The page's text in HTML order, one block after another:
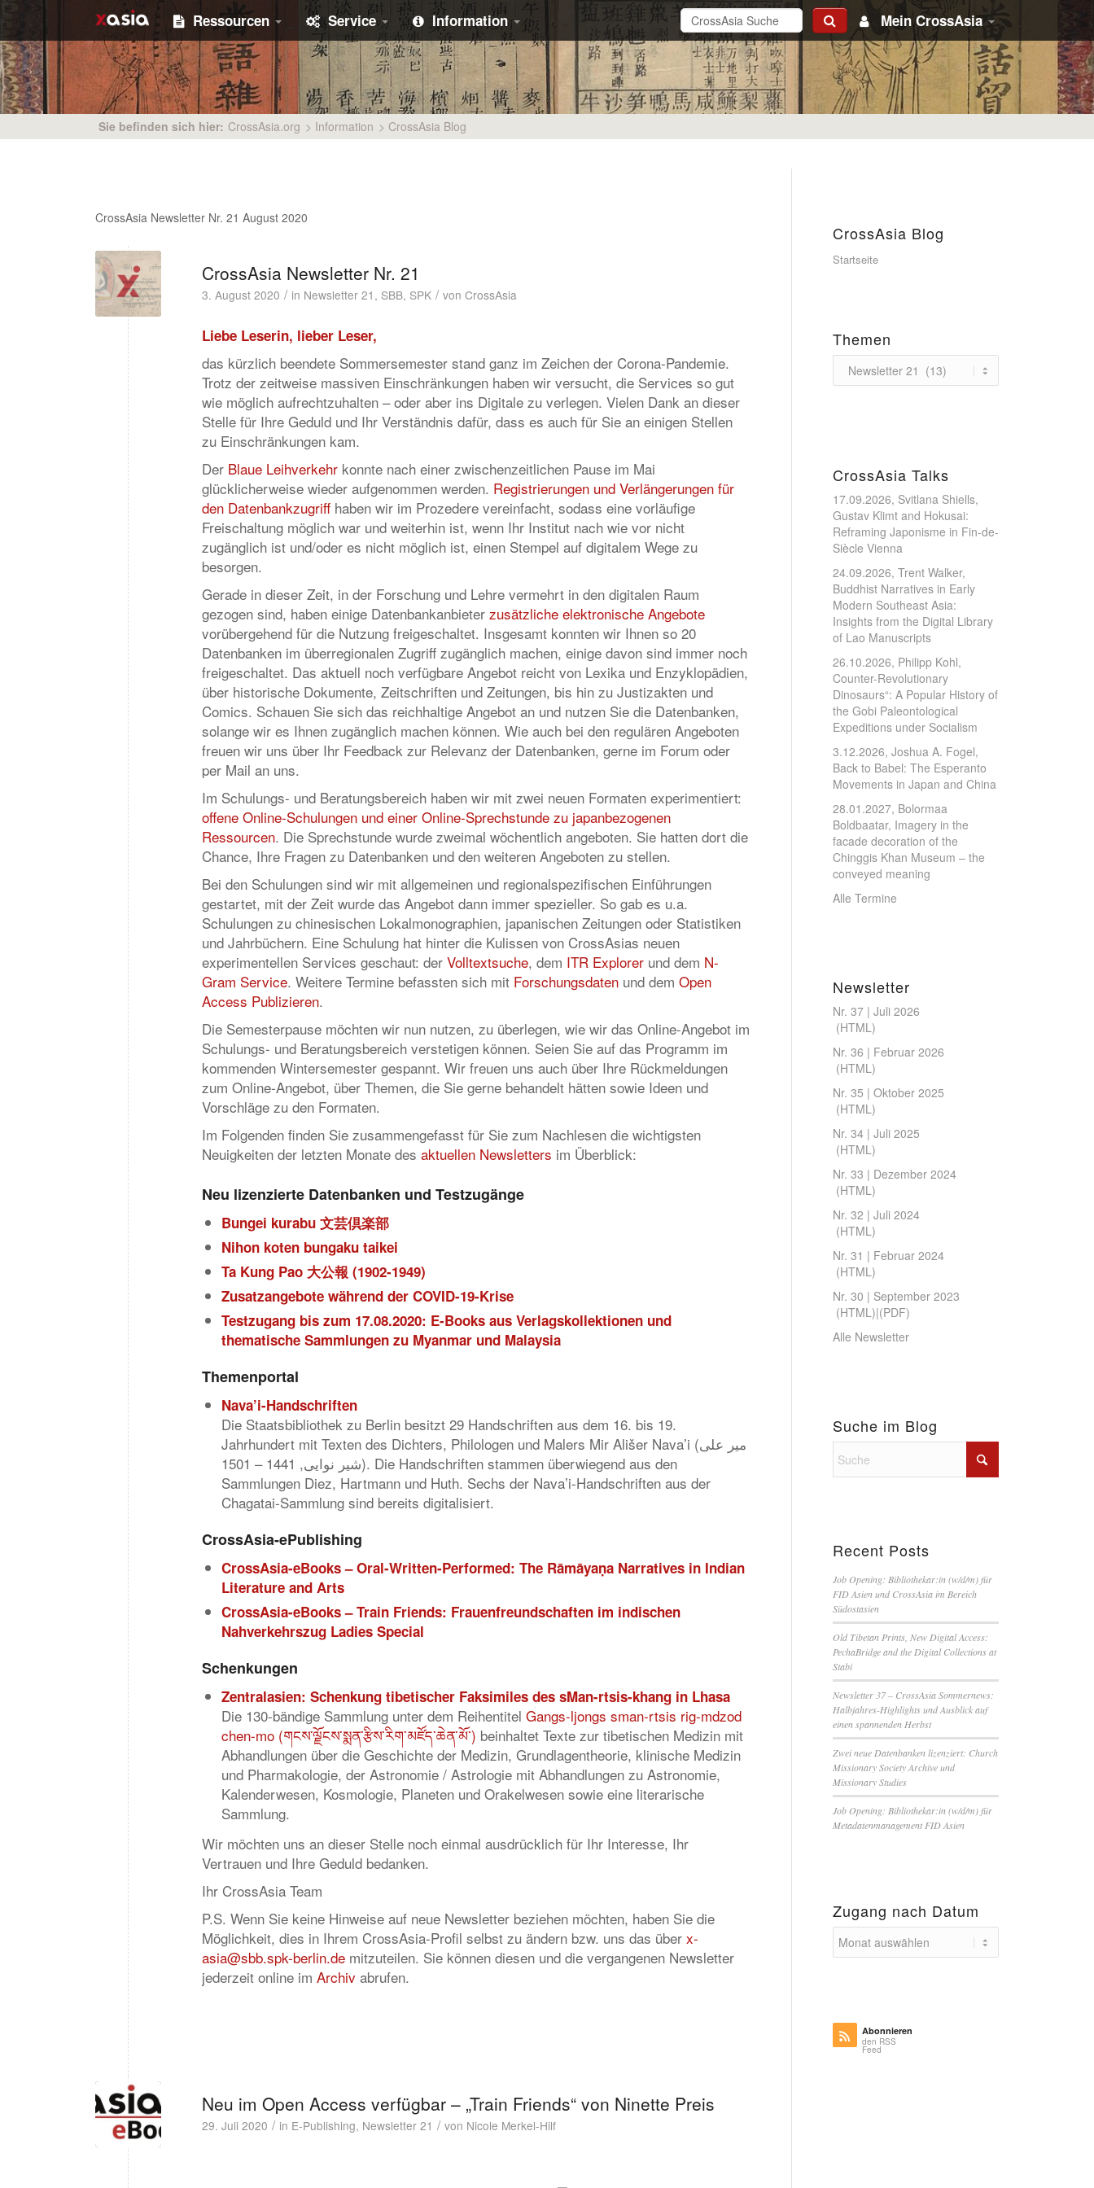
Ressourcen Service Information Mein CrossAsia
Sie befinden sich hier: CrossAsia.org > Information > CrossAsia Blog
CrossAsia Newsletter Nr. 21 August 2020
CrossAsia Newsletter Nr. 21
3. August 2020 / in Newsletter 21 , SBB, SPK / von CrossAsia
Liebe Leserin, lieber Leser,
das kürzlich beendete Sommersemester stand ganz im Zeichen der Corona-Pandemie.
Trotz der zeitweise massiven Einschränkungen haben wir versucht, die Services so gut
wie möglich aufrechtzuhalten – oder aber ins Digitale zu verlegen. Vielen Dank an dieser
Stelle für Ihre Geduld und Ihr Verständnis dafür, dass es auch für Sie an einigen Stellen
zu Einschränkungen kam.
Der Blaue Leihverkehr konnte nach einer zwischenzeitlichen Pause im Mai
glücklicherweise wieder aufgenommen werden. Registrierungen und Verlängerungen für
den Datenbankzugriff haben wir im Prozedere vereinfacht, sodass eine vorläufige
Freischaltung möglich war und weiterhin ist, wenn Ihr Institut nach wie vor nicht
zugänglich ist und/oder es nicht möglich ist, einen Stempel auf digitalem Wege zu
besorgen.
Gerade in dieser Zeit, in der Forschung und Lehre vermehrt in den digitalen Raum
gezogen sind, haben einige Datenbankanbieter zusätzliche elektronische Angebote
vorübergehend für die Nutzung freigeschaltet. Insgesamt konnten wir Ihnen so 20
Datenbanken im überregionalen Zugriff zugänglich machen, einige davon sind immer noch
freigeschaltet. Das aktuell noch verfügbare Angebot reicht von Lexika und Enzyklopädien,
über historische Dokumente, Zeitschriften und Zeitungen, bis hin zu Justizakten und
Comics. Schauen Sie sich das reichhaltige Angebot an und nutzen Sie die Datenbanken,
solange wir es Ihnen zugänglich machen können. Wie auch bei den regulären Angeboten
freuen wir uns über Ihr Feedback zur Relevanz der Datenbanken, gerne im Forum oder
per Mail an uns.
Im Schulungs- und Beratungsbereich haben wir mit zwei neuen Formaten experimentiert:
offene Online-Schulungen und einer Online-Sprechstunde zu japanbezogenen
Ressourcen. Die Sprechstunde wurde zweimal wöchentlich angeboten. Sie hatten dort die
Chance, Ihre Fragen zu Datenbanken und den weiteren Angeboten zu stellen.
Bei den Schulungen sind wir mit allgemeinen und regionalspezifischen Einführungen
gestartet, mit der Zeit wurde das Angebot dann immer spezieller. So gab es u.a.
Schulungen zu chinesischen Lokalmonographien, japanischen Zeitungen oder Statistiken
und Jahrbüchern. Eine Schulung hat hinter die Kulissen von CrossAsias neuen
experimentellen Services geschaut: der Volltextsuche, dem ITR Explorer und dem N-
Gram Service. Weitere Termine befassten sich mit Forschungsdaten und dem Open
Access Publizieren.
Die Semesterpause möchten wir nun nutzen, zu überlegen, wie wir das Online-Angebot im
Schulungs- und Beratungsbereich verstetigen können. Seien Sie auf das Programm im
kommenden Wintersemester gespannt. Wir freuen uns auch über Ihre Rückmeldungen
zum Online-Angebot, über Themen, die Sie gerne behandelt hätten sowie Ideen und
Vorschläge zu den Formaten.
Im Folgenden finden Sie zusammengefasst für Sie zum Nachlesen die wichtigsten
Neuigkeiten der letzten Monate des aktuellen Newsletters im Überblick:
Neu lizenzierte Datenbanken und Testzugänge
Bungei kurabu 文芸倶楽部
Nihon koten bungaku taikei
Ta Kung Pao 大公報 (1902-1949)
Zusatzangebote während der COVID-19-Krise
Testzugang bis zum 17.08.2020: E-Books aus Verlagskollektionen und
thematische Sammlungen zu Myanmar und Malaysia
Themenportal
Nava’i-Handschriften
Die Staatsbibliothek zu Berlin besitzt 29 Handschriften aus dem 16. bis 19.
Jahrhundert mit Texten des Dichters, Philologen und Malers Mir Ališer Nava’i (میر علی
شیر نوایی, 1441 – 1501). Die Handschriften stammen überwiegend aus den
Sammlungen Diez, Hartmann und Huth. Sechs der Nava’i-Handschriften aus der
Chagatai-Sammlung sind bereits digitalisiert.
CrossAsia-ePublishing
CrossAsia-eBooks – Oral-Written-Performed: The Rāmāyaṇa Narratives in Indian
Literature and Arts
CrossAsia-eBooks – Train Friends: Frauenfreundschaften im indischen
Nahverkehrszug Ladies Special
Schenkungen
Zentralasien: Schenkung tibetischer Faksimiles des sMan-rtsis-khang in Lhasa
Die 130-bändige Sammlung unter dem Reihentitel Gangs-ljongs sman-rtsis rig-mdzod
chen-mo (གངས་ལྗོངས་སྨན་རྩིས་རིག་མཛོད་ཆེན་མོ་) beinhaltet Texte zur tibetischen Medizin mit
Abhandlungen über die Geschichte der Medizin, Grundlagentheorie, klinische Medizin
und Pharmakologie, der Astronomie / Astrologie mit Abhandlungen zu Astronomie,
Kalenderwesen, Kosmologie, Planeten und Orakelwesen sowie eine literarische
Sammlung.
Wir möchten uns an dieser Stelle noch einmal ausdrücklich für Ihr Interesse, Ihr
Vertrauen und Ihre Geduld bedanken.
Ihr CrossAsia Team
P.S. Wenn Sie keine Hinweise auf neue Newsletter beziehen möchten, haben Sie die
Möglichkeit, dies in Ihrem CrossAsia-Profil selbst zu ändern bzw. uns das über x-
asia@sbb.spk-berlin.de mitzuteilen. Sie können diesen und die vergangenen Newsletter
jederzeit online im Archiv abrufen.
Neu im Open Access verfügbar – „Train Friends“ von Ninette Preis
29. Juli 2020 / in E-Publishing, Newsletter 21 / von Nicole Merkel-Hilf
CrossAsia Blog
Startseite
Themen
CrossAsia Talks
17.09.2026, Svitlana Shiells,
Gustav Klimt and Hokusai:
Reframing Japonisme in Fin-de-
Siècle Vienna
24.09.2026, Trent Walker,
Buddhist Narratives in Early
Modern Southeast Asia:
Insights from the Digital Library
of Lao Manuscripts
26.10.2026, Philipp Kohl,
Counter-Revolutionary
Dinosaurs“: A Popular History of
the Gobi Paleontological
Expeditions under Socialism
3.12.2026, Joshua A. Fogel,
Back to Babel: The Esperanto
Movements in Japan and China
28.01.2027, Bolormaa
Boldbaatar, Imagery in the
facade decoration of the
Chinggis Khan Museum – the
conveyed meaning
Alle Termine
Newsletter
Nr. 37 | Juli 2026
(HTML)
Nr. 36 | Februar 2026
(HTML)
Nr. 35 | Oktober 2025
(HTML)
Nr. 34 | Juli 2025
(HTML)
Nr. 33 | Dezember 2024
(HTML)
Nr. 32 | Juli 2024
(HTML)
Nr. 31 | Februar 2024
(HTML)
Nr. 30 | September 2023
(HTML)|(PDF)
Alle Newsletter
Suche im Blog
Recent Posts
Job Opening: Bibliothekar:in (w/d/m) für
FID Asien und CrossAsia im Bereich
Südostasien
Old Tibetan Prints, New Digital Access:
PechaBridge and the Digital Collections at
Stabi
Newsletter 37 – CrossAsia Sommernews:
Halbjahres-Highlights und Ausblick auf
einen spannenden Herbst
Zwei neue Datenbanken lizenziert: Church
Missionary Society Archive und
Missionary Studies
Job Opening: Bibliothekar:in (w/d/m) für
Metadatenmanagement FID Asien
Zugang nach Datum
Abonnieren
den RSS
Feed